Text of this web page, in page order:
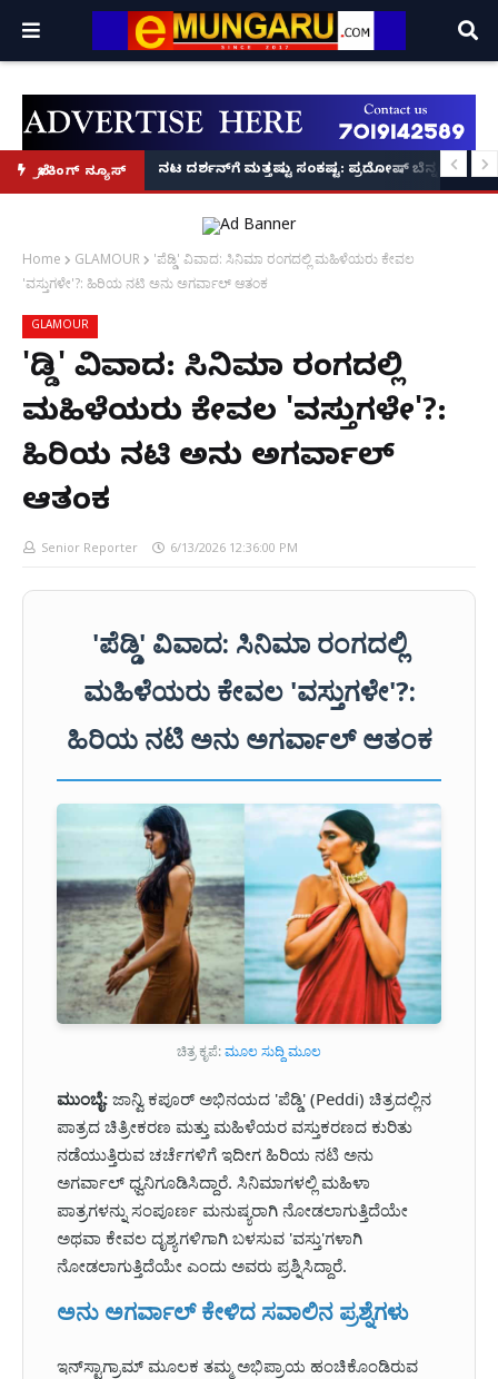
ಬ್ರೇಕಿಂಗ್ ನ್ಯೂಸ್
ಮುಕ್ತಿಗೆ ಬೃಹತ್ ಆಂದೋಲನ: ವಿಶ್ವ ಹಿಂದೂ ಪರಿಷತ್ ಅಂತರರಾಷ್ಟ್ರೀಯ
ನಟ ದರ್ಶನ್‌ಗೆ ಮತ್ತಷ್ಟು ಸಂಕಷ್ಟ: ಪ್ರದೋಷ್ ಬೆನ್ನಲ್ಲೇ
Home GLAMOUR
'ಪೆಡ್ಡಿ' ವಿವಾದ: ಸಿನಿಮಾ ರಂಗದಲ್ಲಿ ಮಹಿಳೆಯರು ಕೇವಲ
'ವಸ್ತುಗಳೇ'?: ಹಿರಿಯ ನಟಿ ಅನು ಅಗರ್ವಾಲ್ ಆತಂಕ
GLAMOUR
'ಪೆಡ್ಡಿ' ವಿವಾದ: ಸಿನಿಮಾ ರಂಗದಲ್ಲಿ
ಮಹಿಳೆಯರು ಕೇವಲ 'ವಸ್ತುಗಳೇ'?:
ಹಿರಿಯ ನಟಿ ಅನು ಅಗರ್ವಾಲ್
ಆತಂಕ
Senior Reporter 6/13/2026 12:36:00 PM
'ಪೆಡ್ಡಿ' ವಿವಾದ: ಸಿನಿಮಾ ರಂಗದಲ್ಲಿ
ಮಹಿಳೆಯರು ಕೇವಲ 'ವಸ್ತುಗಳೇ'?:
ಹಿರಿಯ ನಟಿ ಅನು ಅಗರ್ವಾಲ್ ಆತಂಕ
ಚಿತ್ರ ಕೃಪೆ:ಮೂಲ ಸುದ್ದಿ ಮೂಲ
ಮುಂಬೈ: ಜಾನ್ವಿ ಕಪೂರ್ ಅಭಿನಯದ 'ಪೆಡ್ಡಿ' (Peddi) ಚಿತ್ರದಲ್ಲಿನ
ಪಾತ್ರದ ಚಿತ್ರೀಕರಣ ಮತ್ತು ಮಹಿಳೆಯರ ವಸ್ತುಕರಣದ ಕುರಿತು
ನಡೆಯುತ್ತಿರುವ ಚರ್ಚೆಗಳಿಗೆ ಇದೀಗ ಹಿರಿಯ ನಟಿ ಅನು
ಅಗರ್ವಾಲ್ ಧ್ವನಿಗೂಡಿಸಿದ್ದಾರೆ. ಸಿನಿಮಾಗಳಲ್ಲಿ ಮಹಿಳಾ
ಪಾತ್ರಗಳನ್ನು ಸಂಪೂರ್ಣ ಮನುಷ್ಯರಾಗಿ ನೋಡಲಾಗುತ್ತಿದೆಯೇ
ಅಥವಾ ಕೇವಲ ದೃಶ್ಯಗಳಿಗಾಗಿ ಬಳಸುವ 'ವಸ್ತು'ಗಳಾಗಿ
ನೋಡಲಾಗುತ್ತಿದೆಯೇ ಎಂದು ಅವರು ಪ್ರಶ್ನಿಸಿದ್ದಾರೆ.
ಅನು ಅಗರ್ವಾಲ್ ಕೇಳಿದ ಸವಾಲಿನ ಪ್ರಶ್ನೆಗಳು
ಇನ್‌ಸ್ಟಾಗ್ರಾಮ್ ಮೂಲಕ ತಮ್ಮ ಅಭಿಪ್ರಾಯ ಹಂಚಿಕೊಂಡಿರುವ